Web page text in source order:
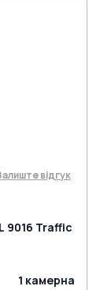
відгук
9016 Traffic
1 камерна